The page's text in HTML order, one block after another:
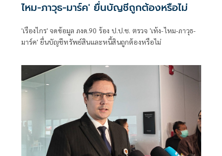
ไหม-ภาวุธ-มาร์ค' ยื่นบัญชีถูกต้องหรือไม่
'เรืองไกร' จดข้อมูล ภงด.90 ร้อง ป.ป.ช. ตรวจ 'เท้ง-ไหม-ภาวุธ-
มาร์ค' ยื่นบัญชีทรัพย์สินและหนี้สินถูกต้องหรือไม่